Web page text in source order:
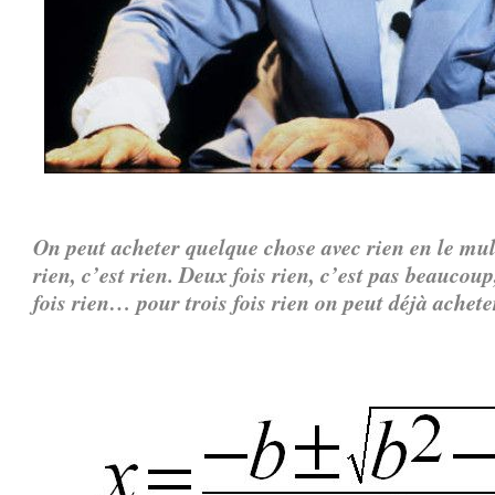
On peut acheter quelque chose avec rien en le
rien, c’est rien. Deux fois rien, c’est pas
fois rien… pour trois fois rien on peut déjà